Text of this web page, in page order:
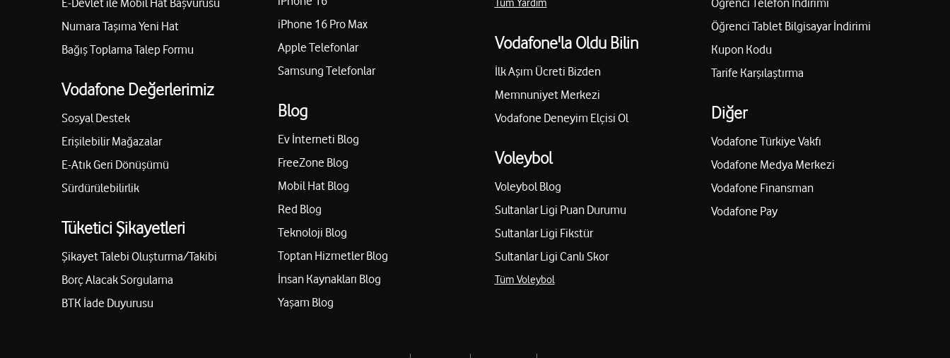
E-Devlet ile Mobil Hat Başvurusu
Numara Taşıma Yeni Hat
Bağış Toplama Talep Formu
Vodafone Değerlerimiz
Sosyal Destek
Erişilebilir Mağazalar
E-Atık Geri Dönüşümü
Sürdürülebilirlik
Tüketici Şikayetleri
Şikayet Talebi Oluşturma/Takibi
Borç Alacak Sorgulama
BTK İade Duyurusu
iPhone 16 Pro Max
Apple Telefonlar
Samsung Telefonlar
Blog
Ev İnterneti Blog
FreeZone Blog
Mobil Hat Blog
Red Blog
Teknoloji Blog
Toptan Hizmetler Blog
İnsan Kaynakları Blog
Yaşam Blog
Tüm Yardım
Vodafone'la Oldu Bilin
İlk Aşım Ücreti Bizden
Memnuniyet Merkezi
Vodafone Deneyim Elçisi Ol
Voleybol
Voleybol Blog
Sultanlar Ligi Puan Durumu
Sultanlar Ligi Fikstür
Sultanlar Ligi Canlı Skor
Tüm Voleybol
Öğrenci Telefon İndirimi
Öğrenci Tablet Bilgisayar İndirimi
Kupon Kodu
Tarife Karşılaştırma
Diğer
Vodafone Türkiye Vakfı
Vodafone Medya Merkezi
Vodafone Finansman
Vodafone Pay